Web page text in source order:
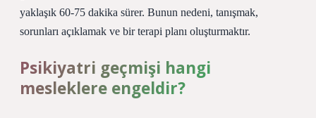
yaklaşık 60-75 dakika sürer. Bunun nedeni, tanışmak,
sorunları açıklamak ve bir terapi planı oluşturmaktır.
Psikiyatri geçmişi hangi
mesleklere engeldir?